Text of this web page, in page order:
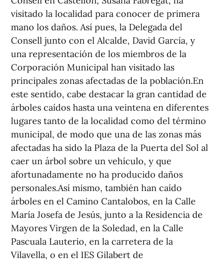
visitado la localidad para conocer de primera
mano los daños. Así pues, la Delegada del
Consell junto con el Alcalde, David García, y
una representación de los miembros de la
Corporación Municipal han visitado las
principales zonas afectadas de la población.En
este sentido, cabe destacar la gran cantidad de
árboles caídos hasta una veintena en diferentes
lugares tanto de la localidad como del término
municipal, de modo que una de las zonas más
afectadas ha sido la Plaza de la Puerta del Sol al
caer un árbol sobre un vehículo, y que
afortunadamente no ha producido daños
personales.Así mismo, también han caído
árboles en el Camino Cantalobos, en la Calle
María Josefa de Jesús, junto a la Residencia de
Mayores Virgen de la Soledad, en la Calle
Pascuala Lauterio, en la carretera de la
Vilavella, o en el IES Gilabert de